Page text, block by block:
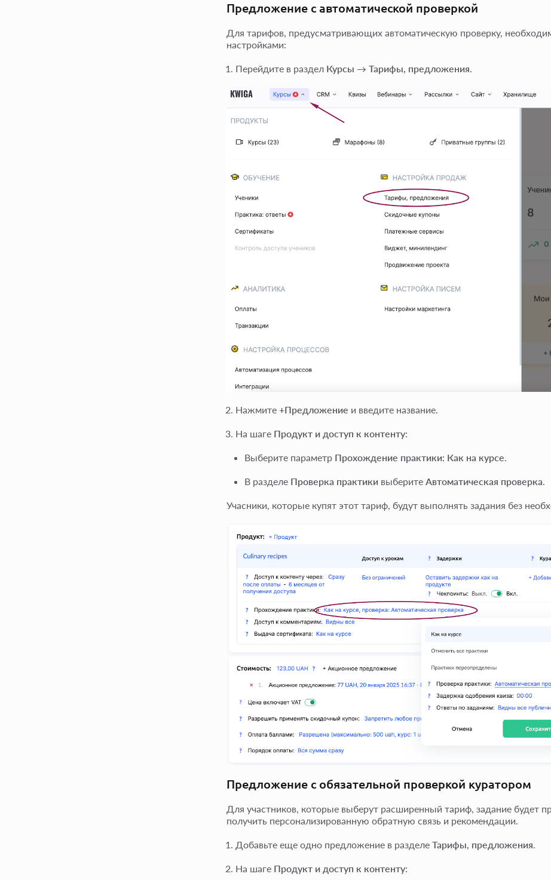
Предложение с автоматической проверкой
Для тарифов, предусматривающих автоматическую проверку,
настройками:
Перейдите в раздел Курсы → Тарифы, предложения.
Нажмите +Предложение и введите название.
На шаге Продукт и доступ к контенту:
Выберите параметр Прохождение практики: Как на курсе.
В разделе Проверка практики выберите Автоматическая проверка.
Учасники, которые купят этот тариф, будут выполнять задания без
Предложение с обязательной проверкой куратором
Для участников, которые выберут расширенный тариф, задание будет
получить персонализированную обратную связь и рекомендации.
Добавьте еще одно предложение в разделе Тарифы, предложения.
На шаге Продукт и доступ к контенту: